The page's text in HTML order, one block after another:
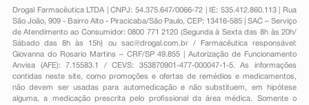
Drogal Farmacêutica LTDA | CNPJ: 54.375.647/0066-72 | IE: 535.412.860.113 | Rua
São João, 909 - Bairro Alto - Piracicaba/São Paulo, CEP: 13416-585 | SAC – Serviço
de Atendimento ao Consumidor: 0800 771 2120 (Segunda à Sexta das 8h às 20h/
Sábado das 8h às 15h) ou sac@drogal.com.br/ Farmacêutica responsável:
Giovanna do Rosario Martins – CRF/SP 49.855 | Autorização de Funcionamento
Anvisa (AFE): 7.15583.1 / CEVS: 353870901-477-000047-1-5. As informações
contidas neste site, como promoções e ofertas de remédios e medicamentos,
não devem ser usadas para automedicação e não substituem, em hipótese
alguma, a medicação prescrita pelo profissional da área médica. Somente o